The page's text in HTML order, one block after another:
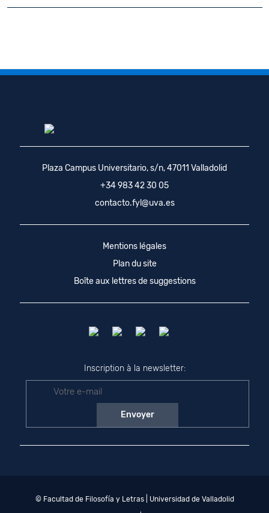
Plaza Campus Universitario, s/n, 47011 Valladolid
+34 983 42 30 05
contacto.fyl@uva.es
Mentions légales
Plan du site
Boîte aux lettres de suggestions
Inscription à la newsletter:
© Facultad de Filosofía y Letras | Universidad de Valladolid